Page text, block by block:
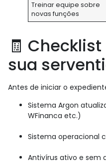
Treinar equipe sobre
novas funções
🧾
sua
Antes de iniciar o
Sistema Argon
WFinanca etc.)
Sistema operacional
Antivírus ativo e sem